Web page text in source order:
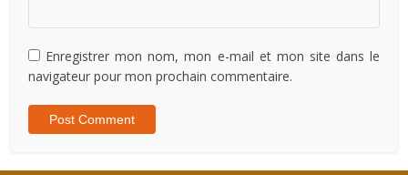
Enregistrer mon nom, mon e-mail et mon site dans le
navigateur pour mon prochain commentaire.